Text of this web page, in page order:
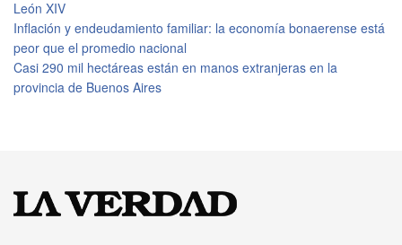
León XIV
Inflación y endeudamiento familiar: la economía bonaerense está
peor que el promedio nacional
Casi 290 mil hectáreas están en manos extranjeras en la
provincia de Buenos Aires